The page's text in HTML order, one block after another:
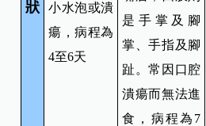
狀
小水泡或潰
瘍，病程為
4至6天
是手掌及腳
掌、手指及腳
趾。常因口腔
潰瘍而無法進
食，病程為7